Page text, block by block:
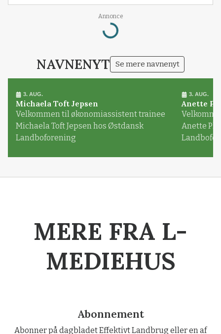
Annonce
Loading...
NAVNENYT Se mere navnenyt
3. AUG.
Michaela Toft Jepsen
Velkommen til økonomiassistent trainee
Michaela Toft Jepsen hos Østdansk
Landboforening
3. AUG.
Anette
Anette
MERE FRA L-
MEDIEHUS
Abonnement
Abonner på dagbladet Effektivt Landbrug eller en af